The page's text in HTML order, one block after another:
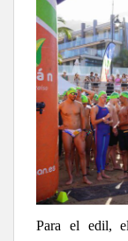
Para el edil,